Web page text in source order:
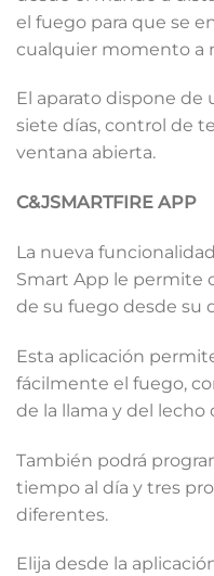
el fuego para que se
cualquier momento a
El aparato dispone
siete días, control de
ventana abierta.
C&JSMARTFIRE APP
La nueva
Smart App le permite
de su fuego desde su
Esta aplicación
fácilmente el fuego,
de la llama y del
También podrá
tiempo al día y tres
diferentes.
Elija desde la